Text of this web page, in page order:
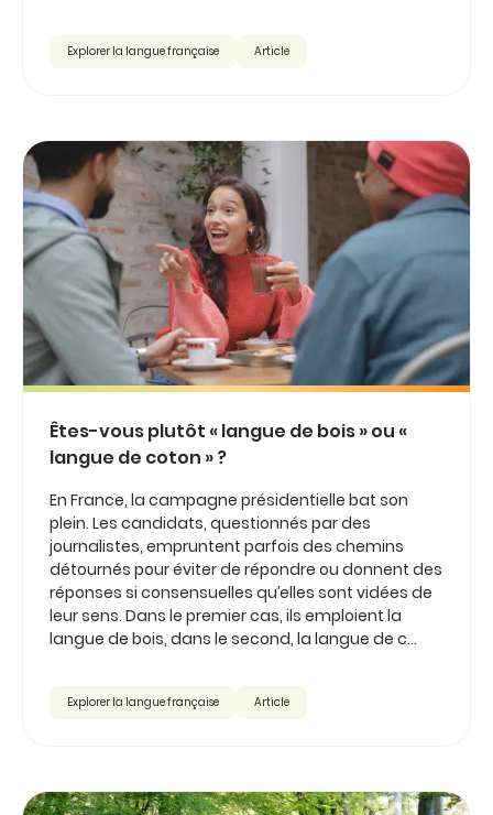
Explorer la langue française Article
Êtes-vous plutôt « langue de bois » ou «
langue de coton » ?
En France, la campagne présidentielle bat son
plein. Les candidats, questionnés par des
journalistes, empruntent parfois des chemins
détournés pour éviter de répondre ou donnent des
réponses si consensuelles qu’elles sont vidées de
leur sens. Dans le premier cas, ils emploient la
langue de bois, dans le second, la langue de c...
Explorer la langue française Article